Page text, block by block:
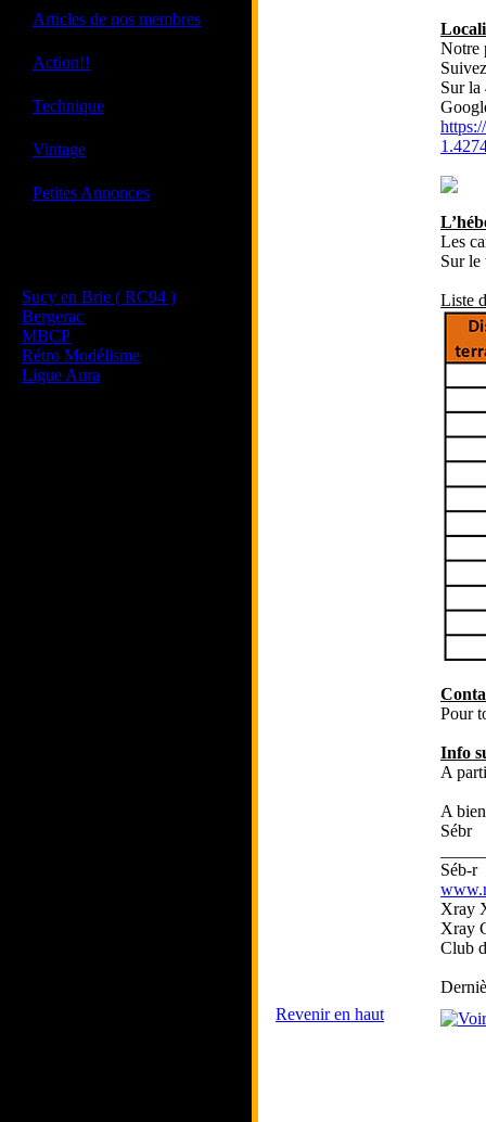
Articles de nos membres
Action!!
Technique
Vintage
Petites Annonces
Sucy en Brie ( RC94 )
Bergerac
MBCP
Rétro Modélisme
Ligue Aura
Notre
Sur la
Les
Sur le
Liste
Pour
Info
A
A
Sébr
Séb-r
Xray
Xray
Club
Revenir en haut